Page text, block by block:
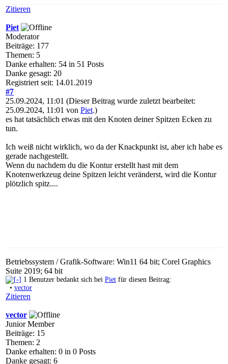
Zitieren
Piet
Moderator
Beiträge: 177
Themen: 5
Danke erhalten: 54 in 51 Posts
Danke gesagt: 20
Registriert seit: 14.01.2019
#7
25.09.2024, 11:01 (Dieser Beitrag wurde zuletzt bearbeitet:
25.09.2024, 11:01 von Piet.)
es hat tatsächlich etwas mit den Knoten deiner Spitzen Ecken zu
tun.
Ich weiß nicht wirklich, wo da der Knackpunkt ist, aber ich habe es
gerade nachgestellt.
Wenn du nachdem du die Kontur erstellt hast mit dem
Knotenwerkzeug deine Spitzen leicht veränderst, wird die Kontur
plötzlich spitz....
Betriebssystem / Grafik-Software: Win11 64 bit; Corel Graphics
Suite 2019; 64 bit
1 Benutzer bedankt sich bei Piet für diesen Beitrag:
• vector
Zitieren
vector
Junior Member
Beiträge: 15
Themen: 2
Danke erhalten: 0 in 0 Posts
Danke gesagt: 6